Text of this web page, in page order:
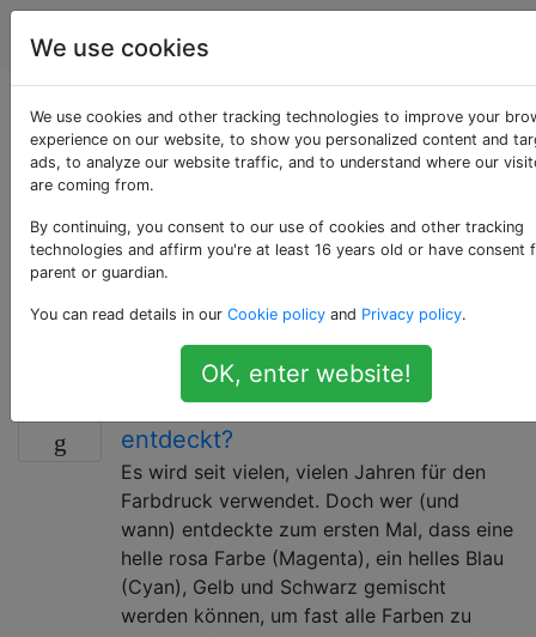
Grafikdesign
Als «color-spaces»
getaggte Fragen
Fragen zu den verschiedenen Möglichkeiten, wie
Farben quantifiziert und indiziert werden können, wie
Fragen zur Kommunikation zwischen verschiedenen
Wer hat CMYK zum ersten Mal
entdeckt?
Es wird seit vielen, vielen Jahren für den
Farbdruck verwendet. Doch wer (und
wann) entdeckte zum ersten Mal, dass eine
helle rosa Farbe (Magenta), ein helles Blau
(Cyan), Gelb und Schwarz gemischt
werden können, um fast alle Farben zu
We use cookies
We use cookies and other tracking technologies to improve your
experience on our website, to show you personalized content and
ads, to analyze our website traffic, and to understand where our
are coming from.
By continuing, you consent to our use of cookies and other tracking
technologies and affirm you're at least 16 years old or have consent
parent or guardian.
You can read details in our Cookie policy and Privacy policy.
OK, enter website!